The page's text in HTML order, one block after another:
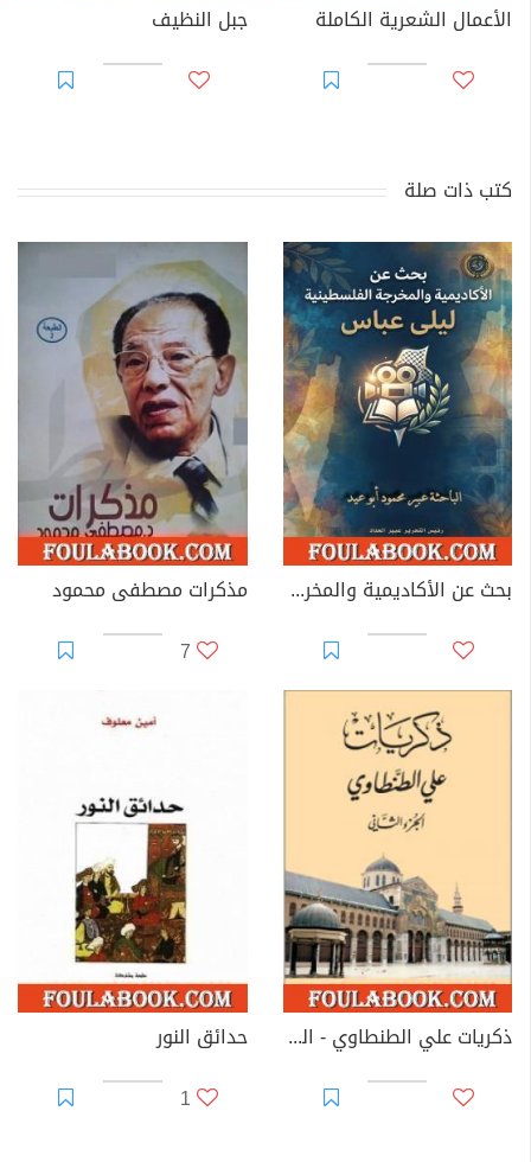
الأعمال الشعرية الكاملة جبل النظيف
كتب ذات صلة
بحث عن الأكاديمية والمخرجة الفلسطينية ليلى عباس
مذكرات مصطفى محمود
7
ذكريات علي الطنطاوي - الجزء الثاني
حدائق النور
1